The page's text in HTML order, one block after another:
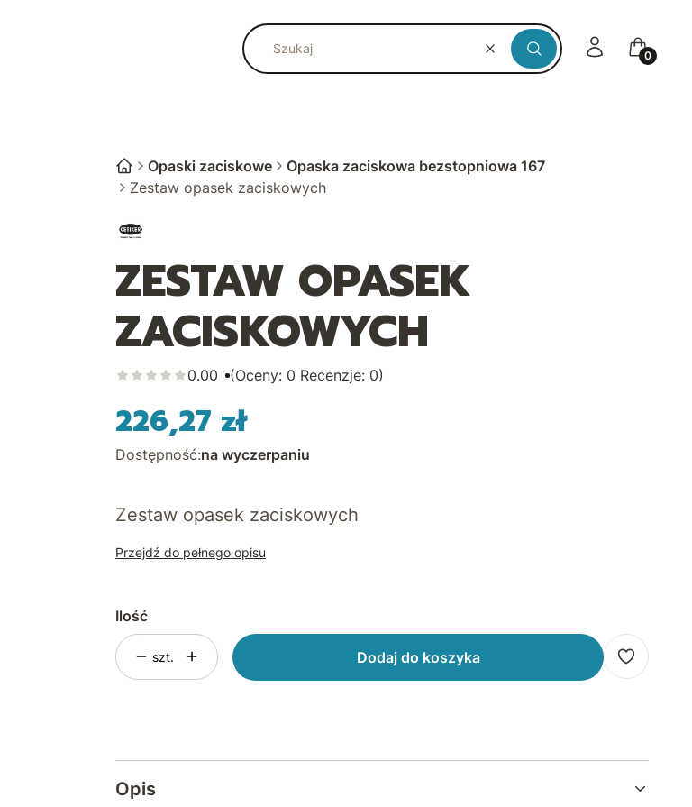
WyczyśćSzukaj
Zaloguj sięKoszyk
Opaski zaciskowe
Opaska zaciskowa bezstopniowa 167
Zestaw opasek zaciskowych
ZESTAW OPASEK
ZACISKOWYCH
0.00 (Oceny: 0 Recenzje: 0)
Cena
226,27 zł
Dostępność:na wyczerpaniu
Zestaw opasek zaciskowych
Przejdź do pełnego opisu
Ilość
szt. Dodaj do koszyka
Opis